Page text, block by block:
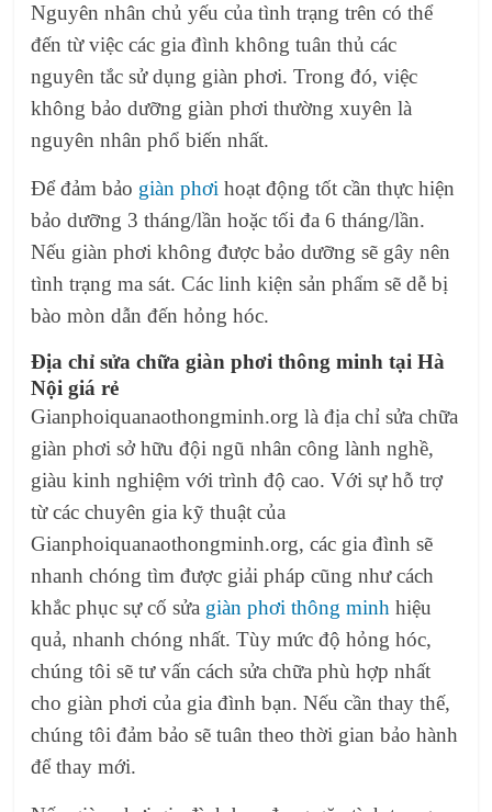
Nguyên nhân chủ yếu của tình trạng trên có thể
đến từ việc các gia đình không tuân thủ các
nguyên tắc sử dụng giàn phơi. Trong đó, việc
không bảo dưỡng giàn phơi thường xuyên là
nguyên nhân phổ biến nhất.
Để đảm bảo giàn phơi hoạt động tốt cần thực hiện
bảo dưỡng 3 tháng/lần hoặc tối đa 6 tháng/lần.
Nếu giàn phơi không được bảo dưỡng sẽ gây nên
tình trạng ma sát. Các linh kiện sản phẩm sẽ dễ bị
bào mòn dẫn đến hỏng hóc.
Địa chỉ sửa chữa giàn phơi thông minh tại Hà
Nội giá rẻ
Gianphoiquanaothongminh.org là địa chỉ sửa chữa
giàn phơi sở hữu đội ngũ nhân công lành nghề,
giàu kinh nghiệm với trình độ cao. Với sự hỗ trợ
từ các chuyên gia kỹ thuật của
Gianphoiquanaothongminh.org, các gia đình sẽ
nhanh chóng tìm được giải pháp cũng như cách
khắc phục sự cố sửa giàn phơi thông minh hiệu
quả, nhanh chóng nhất. Tùy mức độ hỏng hóc,
chúng tôi sẽ tư vấn cách sửa chữa phù hợp nhất
cho giàn phơi của gia đình bạn. Nếu cần thay thế,
chúng tôi đảm bảo sẽ tuân theo thời gian bảo hành
để thay mới.